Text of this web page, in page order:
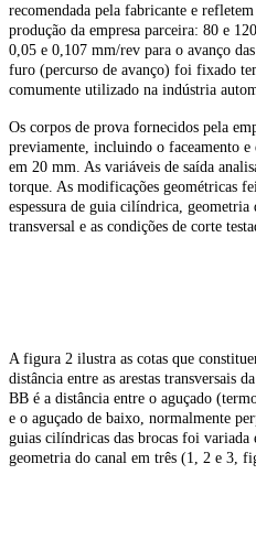
recomendada pela fabricante e
produção da empresa parceira: 80 e
0,05 e 0,107 mm/rev para o avanço
furo (percurso de avanço) foi fixado
comumente utilizado na indústria
Os corpos de prova fornecidos pela
previamente, incluindo o faceamento e
em 20 mm. As variáveis de saída
torque. As modificações geométricas
espessura de guia cilíndrica, geometria
transversal e as condições de corte
A figura 2 ilustra as cotas que
distância entre as arestas transversais
BB é a distância entre o aguçado
e o aguçado de baixo, normalmente
guias cilíndricas das brocas foi
geometria do canal em três (1, 2 e 3,